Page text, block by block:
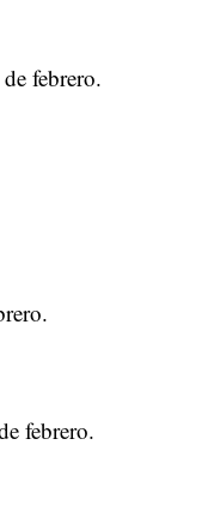
febrero.
febrero.